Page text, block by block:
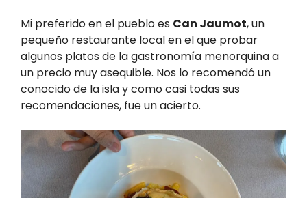
Mi preferido en el pueblo es Can Jaumot, un
pequeño restaurante local en el que probar
algunos platos de la gastronomía menorquina a
un precio muy asequible. Nos lo recomendó un
conocido de la isla y como casi todas sus
recomendaciones, fue un acierto.